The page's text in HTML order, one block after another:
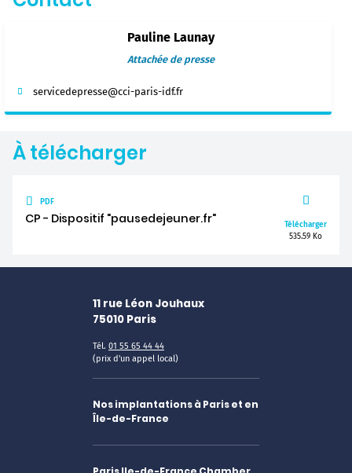
Pauline Launay
Attachée de presse
servicedepresse@cci-paris-idf.fr
À télécharger
PDF
CP - Dispositif "pausedejeuner.fr"
Télécharger
535.59 Ko
11 rue Léon Jouhaux
75010 Paris
Tél. 01 55 65 44 44
(prix d'un appel local)
Nos implantations à Paris et en
Île-de-France